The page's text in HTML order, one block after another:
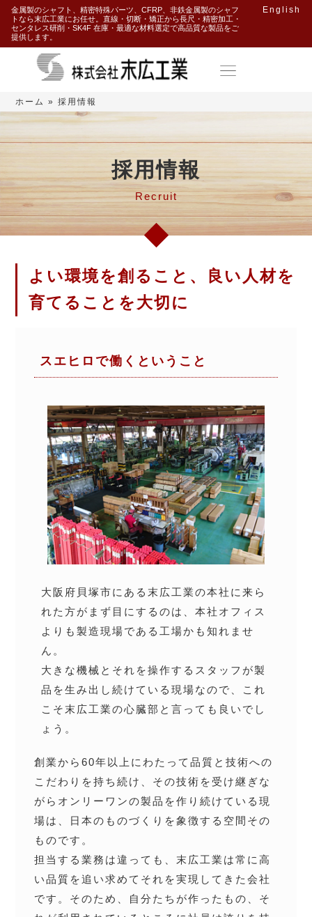
金属製のシャフト、精密特殊パーツ、CFRP、非鉄金属製のシャフ
トなら末広工業にお任せ。直線・切断・矯正から長尺・精密加工・
センタレス研削・SK4F 在庫・最適な材料選定で高品質な製品をご
提供します。
English
ホーム »採用情報
採用情報
Recruit
よい環境を創ること、良い人材を
育てることを大切に
スエヒロで働くということ
大阪府貝塚市にある末広工業の本社に来ら
れた方がまず目にするのは、本社オフィス
よりも製造現場である工場かも知れませ
ん。
大きな機械とそれを操作するスタッフが製
品を生み出し続けている現場なので、これ
こそ末広工業の心臓部と言っても良いでし
ょう。
創業から60年以上にわたって品質と技術への
こだわりを持ち続け、その技術を受け継ぎな
がらオンリーワンの製品を作り続けている現
場は、日本のものづくりを象徴する空間その
ものです。
担当する業務は違っても、末広工業は常に高
い品質を追い求めてそれを実現してきた会社
です。そのため、自分たちが作ったもの、そ